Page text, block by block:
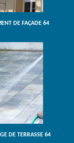
DE FAÇADE 64
DE TERRASSE 64